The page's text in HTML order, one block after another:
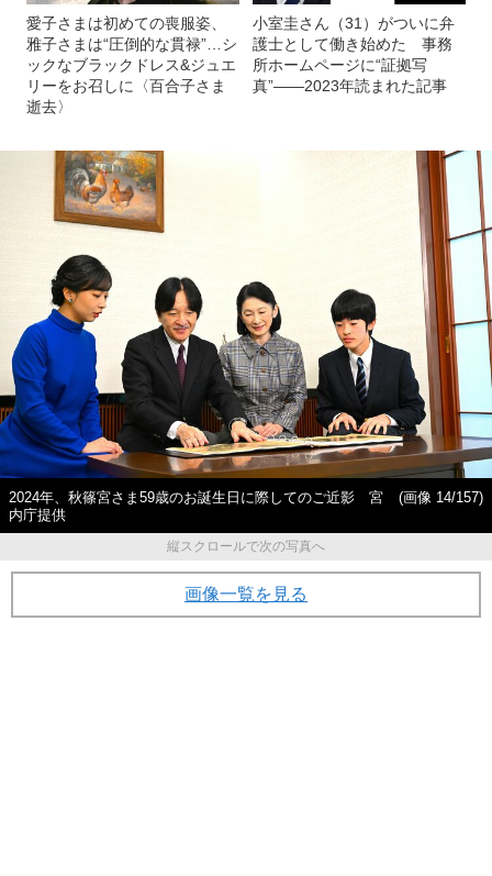
愛子さまは初めての喪服姿、
雅子さまは“圧倒的な貫禄”…シ
ックなブラックドレス&ジュエ
リーをお召しに〈百合子さま
逝去〉
小室圭さん（31）がついに弁
護士として働き始めた 事務
所ホームページに“証拠写
真”――2023年読まれた記事
2024年、秋篠宮さま59歳のお誕生日に際してのご近影 宮
内庁提供
(画像 14/157)
縦スクロールで次の写真へ
画像一覧を見る